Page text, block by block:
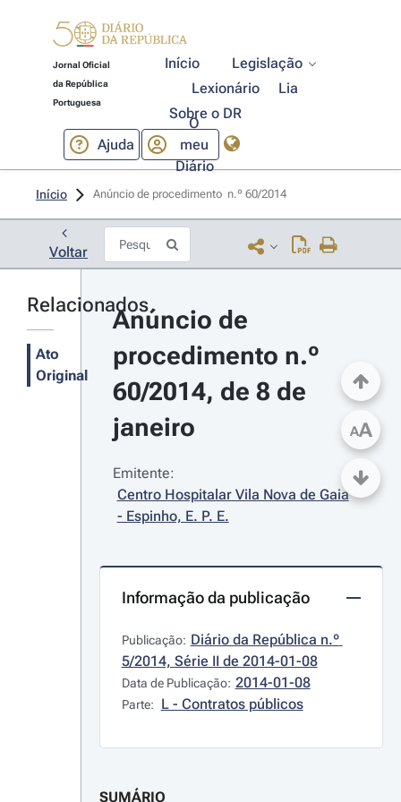
Jornal Oficial
da República
Portuguesa
Início
Legislação
Lexionário
Lia
Sobre o DR
Ajuda
O
meu
Diário
Início Anúncio de procedimento  n.º 60/2014
Voltar
Relacionados
Ato
Original
Anúncio de
procedimento n.º
60/2014, de 8 de
janeiro
Emitente:
Centro Hospitalar Vila Nova de Gaia
- Espinho, E. P. E.
Informação da publicação
Publicação: Diário da República n.º
5/2014, Série II de 2014-01-08
Data de Publicação: 2014-01-08
Parte: L - Contratos públicos
SUMÁRIO
AA